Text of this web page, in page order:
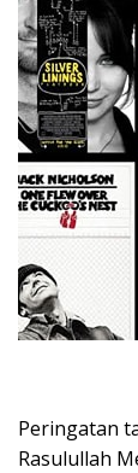
Peringatan
Rasulullah